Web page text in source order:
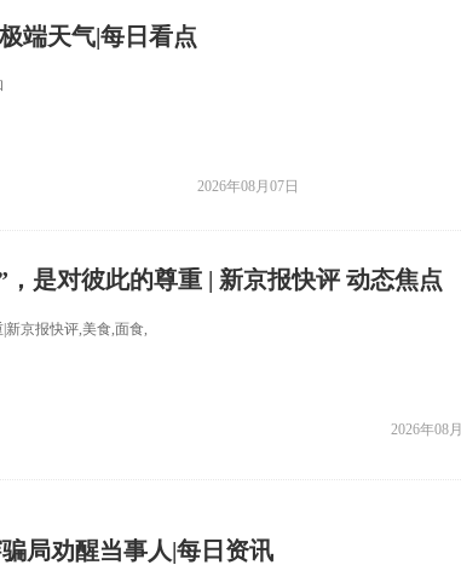
端天气|每日看点
2026年08月07日
是对彼此的尊重 | 新京报快评 动态焦点
新京报快评,美食,面食,
2026年08
局劝醒当事人|每日资讯